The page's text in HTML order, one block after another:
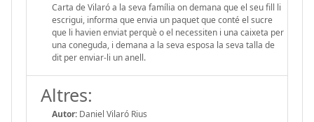
Carta de Vilaró a la seva família on demana que el seu fill li
escrigui, informa que envia un paquet que conté el sucre
que li havien enviat perquè o el necessiten i una caixeta per
una coneguda, i demana a la seva esposa la seva talla de
dit per enviar-li un anell.
Altres:
Autor: Daniel Vilaró Rius